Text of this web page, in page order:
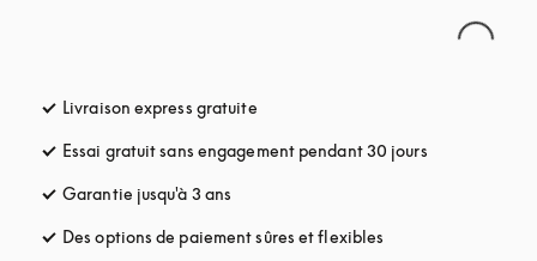
Livraison express gratuite
Essai gratuit sans engagement pendant 30 jours
Garantie jusqu'à 3 ans
Des options de paiement sûres et flexibles